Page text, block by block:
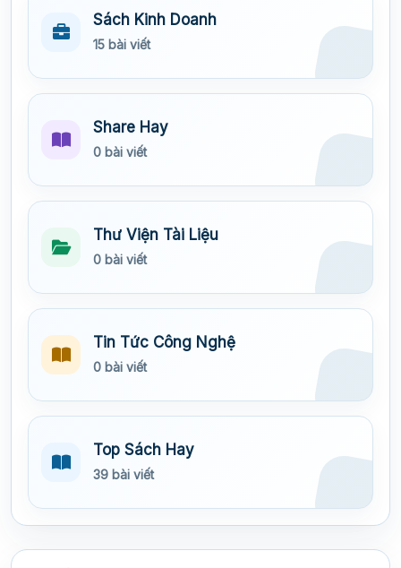
Sách Kinh Doanh
15 bài viết
Share Hay
0 bài viết
Thư Viện Tài Liệu
0 bài viết
Tin Tức Công Nghệ
0 bài viết
Top Sách Hay
39 bài viết